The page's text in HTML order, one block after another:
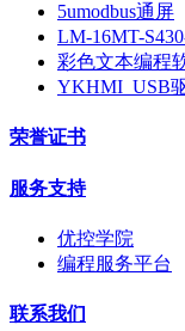
5umodbus通屏
LM-16MT-
彩色文本编程
YKHMI_USB
荣誉证书
服务支持
优控学院
编程服务平台
联系我们